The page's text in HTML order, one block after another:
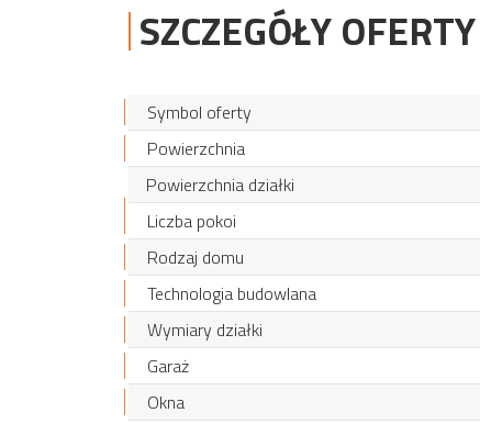
SZCZEGÓŁY OFERTY
Symbol oferty
Powierzchnia
Powierzchnia działki
Liczba pokoi
Rodzaj domu
Technologia budowlana
Wymiary działki
Garaż
Okna